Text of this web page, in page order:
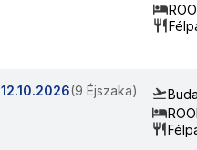
12.10.2026(9 Éjszaka)